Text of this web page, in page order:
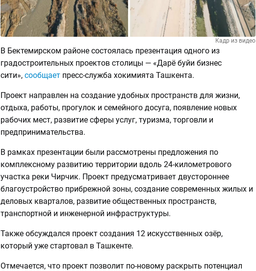
Кадр из видео
В Бектемирском районе состоялась презентация одного из
градостроительных проектов столицы — «Дарё буйи бизнес
сити», сообщаетпресс-служба хокимията Ташкента.
Проект направлен на создание удобных пространств для жизни,
отдыха, работы, прогулок и семейного досуга, появление новых
рабочих мест, развитие сферы услуг, туризма, торговли и
предпринимательства.
В рамках презентации были рассмотрены предложения по
комплексному развитию территории вдоль 24-километрового
участка реки Чирчик. Проект предусматривает двустороннее
благоустройство прибрежной зоны, создание современных жилых и
деловых кварталов, развитие общественных пространств,
транспортной и инженерной инфраструктуры.
Также обсуждался проект создания 12 искусственных озёр,
который уже стартовал в Ташкенте.
Отмечается, что проект позволит по-новому раскрыть потенциал